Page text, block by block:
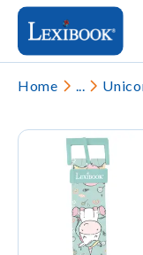
Home ...